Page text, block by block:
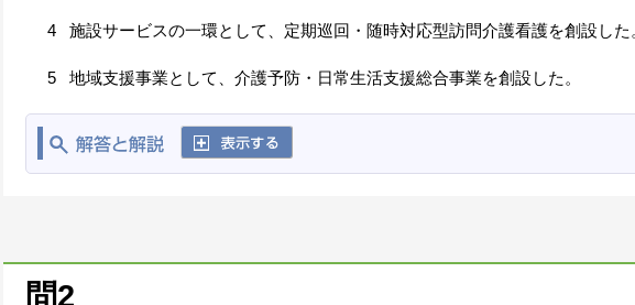
4 施設サービスの一環として、定期巡回・随時対応型訪問介護看護を創設した
5 地域支援事業として、介護予防・日常生活支援総合事業を創設した。
問2